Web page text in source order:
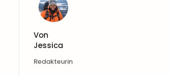
Von
Jessica
Redakteurin